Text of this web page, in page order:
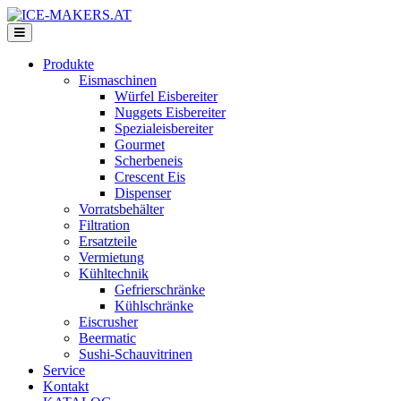
Produkte
Eismaschinen
Würfel Eisbereiter
Nuggets Eisbereiter
Spezialeisbereiter
Gourmet
Scherbeneis
Crescent Eis
Dispenser
Vorratsbehälter
Filtration
Ersatzteile
Vermietung
Kühltechnik
Gefrierschränke
Kühlschränke
Eiscrusher
Beermatic
Sushi-Schauvitrinen
Service
Kontakt